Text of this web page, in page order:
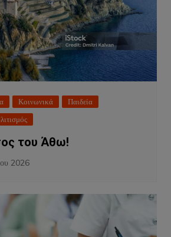
Κοινωνικά
Παιδεία
του Άθω!
2026